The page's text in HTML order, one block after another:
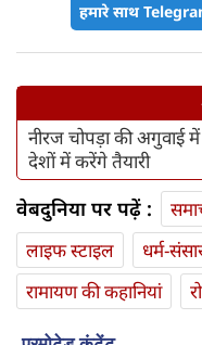
हमारे साथ
नीरज चोपड़ा की
देशों में करेंगे तैयारी
वेबदुनिया पर पढ़ें :
लाइफ स्‍टाइल
धर्म-
रामायण की कहानियां